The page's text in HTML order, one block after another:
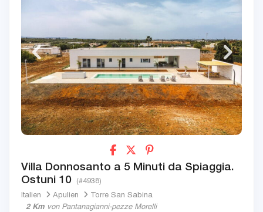
Villa Donnosanto a 5 Minuti da Spiaggia.
Ostuni 10
(#4938)
Italien Apulien
Torre San Sabina
2 Km von Pantanagianni-pezze Morelli